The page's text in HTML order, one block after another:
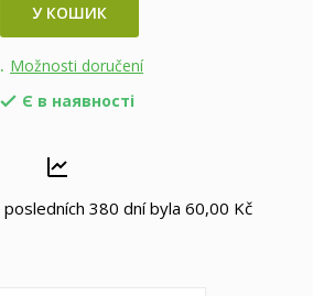
У КОШИК
Možnosti doručení
 Є в наявності
posledních 380 dní byla 60,00 Kč